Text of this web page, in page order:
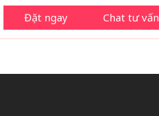
Đặt ngay
Chat tư vấn